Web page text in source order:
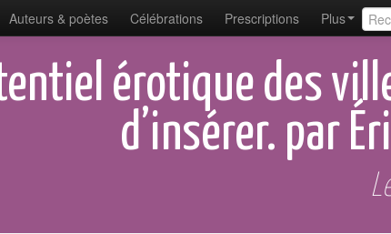
Auteurs & poètes Célébrations Prescriptions Plus
érotique des
d’insérer. par